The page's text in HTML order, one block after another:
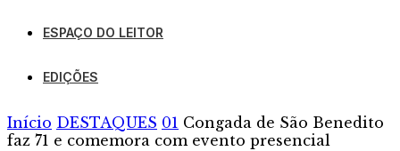
ESPAÇO DO LEITOR
EDIÇÕES
Início DESTAQUES 01 Congada de São Benedito
faz 71 e comemora com evento presencial